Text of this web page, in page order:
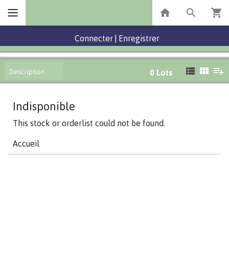
Connecter Enregistrer
Description 0 Lots
Indisponible
This stock or orderlist could not be found.
Accueil